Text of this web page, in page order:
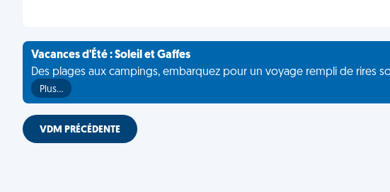
Vacances d'Été : Soleil et Gaffes
Des plages aux campings, embarquez pour un voyage rempli de rires
Plus…
VDM PRÉCÉDENTE